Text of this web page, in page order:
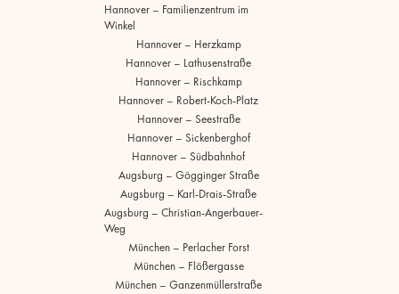
Hannover – Familienzentrum im
Winkel
Hannover – Herzkamp
Hannover – Lathusenstraße
Hannover – Rischkamp
Hannover – Robert-Koch-Platz
Hannover – Seestraße
Hannover – Sickenberghof
Hannover – Südbahnhof
Augsburg – Gögginger Straße
Augsburg – Karl-Drais-Straße
Augsburg – Christian-Angerbauer-
Weg
München – Perlacher Forst
München – Flößergasse
München – Ganzenmüllerstraße